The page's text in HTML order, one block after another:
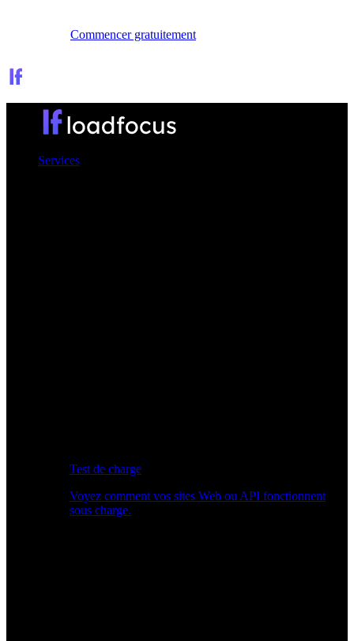
Commencer gratuitement
Services
Test de charge
Voyez comment vos sites Web ou API fonctionnent
sous charge.